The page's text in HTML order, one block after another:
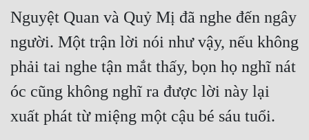
Nguyệt Quan và Quỷ Mị đã nghe đến ngây
người. Một trận lời nói như vậy, nếu không
phải tai nghe tận mắt thấy, bọn họ nghĩ nát
óc cũng không nghĩ ra được lời này lại